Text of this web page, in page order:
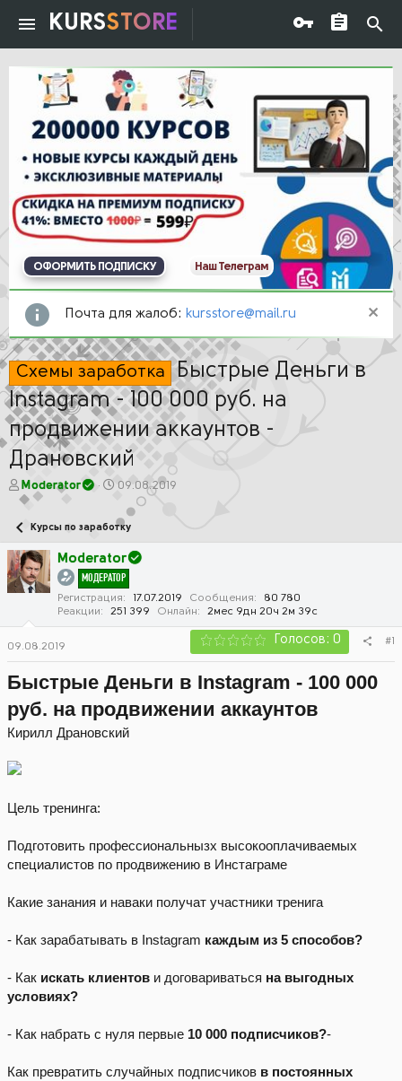
KURSSTORE
ОФОРМИТЬ ПОДПИСКУ Наш Телеграм
Почта для жалоб: kursstore@mail.ru
Схемы заработка Быстрые Деньги в
Instagram - 100 000 руб. на
продвижении аккаунтов -
Драновский
А
в
о
р
т
е
Moderator
Д
т
а
а
ч
а
л
а
09.08.2019
Курсы по заработку
Moderator
МОДЕРАТОР
Регистрация 17.07.2019 Сообщения
80 780
Реакции
251 399 Онлайн 2мес 9дн 20ч 2м 39с
09.08.2019 Голосов: 0 #1
Быстрые Деньги в Instagram - 100 000
руб. на продвижении аккаунтов
Кирилл Драновский
Цель тренинга:
Подготовить профессиональнызх высокооплачиваемых
специалистов по продвижению в Инстаграме
Какие занания и наваки получат участники тренига
- Как зарабатывать в Instagram каждым из 5 способов?
- Как искать клиентов и договариваться на выгодных
условиях?
- Как набрать с нуля первые 10 000 подписчиков?-
Как превратить случайных подписчиков в постоянных